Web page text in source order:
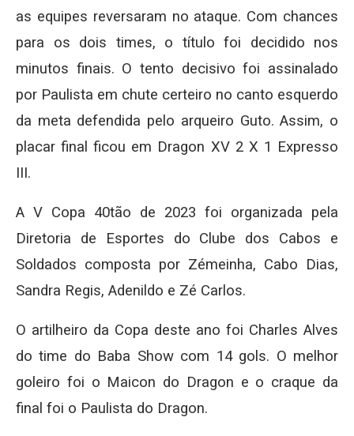
as equipes reversaram no ataque. Com chances
para os dois times, o título foi decidido nos
minutos finais. O tento decisivo foi assinalado
por Paulista em chute certeiro no canto esquerdo
da meta defendida pelo arqueiro Guto. Assim, o
placar final ficou em Dragon XV 2 X 1 Expresso
III.
A V Copa 40tão de 2023 foi organizada pela
Diretoria de Esportes do Clube dos Cabos e
Soldados composta por Zémeinha, Cabo Dias,
Sandra Regis, Adenildo e Zé Carlos.
O artilheiro da Copa deste ano foi Charles Alves
do time do Baba Show com 14 gols. O melhor
goleiro foi o Maicon do Dragon e o craque da
final foi o Paulista do Dragon.